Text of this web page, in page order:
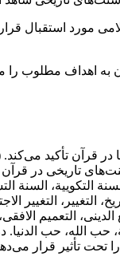
مورد‌ استقبال
به اهداف مطلوب را
سنت‌‌های تاریخی در
التکوییة‌‌‌‌‌‌، السنة
التغییر‌‌‌‌، التغییر‌
التعمیم
تحت تأثیر قرار